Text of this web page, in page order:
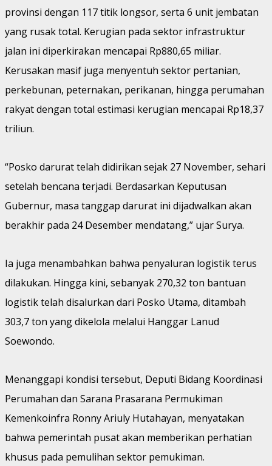
provinsi dengan 117 titik longsor, serta 6 unit jembatan
yang rusak total. Kerugian pada sektor infrastruktur
jalan ini diperkirakan mencapai Rp880,65 miliar.
Kerusakan masif juga menyentuh sektor pertanian,
perkebunan, peternakan, perikanan, hingga perumahan
rakyat dengan total estimasi kerugian mencapai Rp18,37
triliun.
“Posko darurat telah didirikan sejak 27 November, sehari
setelah bencana terjadi. Berdasarkan Keputusan
Gubernur, masa tanggap darurat ini dijadwalkan akan
berakhir pada 24 Desember mendatang,” ujar Surya.
Ia juga menambahkan bahwa penyaluran logistik terus
dilakukan. Hingga kini, sebanyak 270,32 ton bantuan
logistik telah disalurkan dari Posko Utama, ditambah
303,7 ton yang dikelola melalui Hanggar Lanud
Soewondo.
Menanggapi kondisi tersebut, Deputi Bidang Koordinasi
Perumahan dan Sarana Prasarana Permukiman
Kemenkoinfra Ronny Ariuly Hutahayan, menyatakan
bahwa pemerintah pusat akan memberikan perhatian
khusus pada pemulihan sektor pemukiman.